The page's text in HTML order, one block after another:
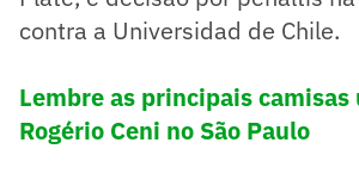
contra a Universidad de Chile.
Lembre as principais camisas
Rogério Ceni no São Paulo